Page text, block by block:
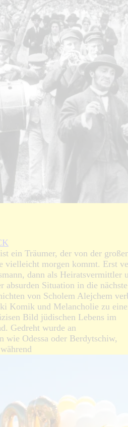
ein Träumer, der von der
vielleicht morgen kommt. Erst
dann als Heiratsvermittler
absurden Situation in die
von Scholem Alejchem
Komik und Melancholie zu
Bild jüdischen Lebens im
Gedreht wurde an
wie Odessa oder Berdytschiw,